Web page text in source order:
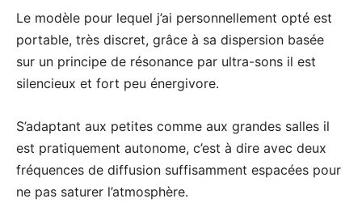
Le modèle pour lequel j’ai personnellement opté est
portable, très discret, grâce à sa dispersion basée
sur un principe de résonance par ultra-sons il est
silencieux et fort peu énergivore.
S’adaptant aux petites comme aux grandes salles il
est pratiquement autonome, c’est à dire avec deux
fréquences de diffusion suffisamment espacées pour
ne pas saturer l’atmosphère.